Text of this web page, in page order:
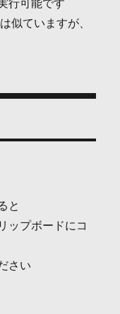
行可能です
似ていますが、
と
ップボードにコ
さい